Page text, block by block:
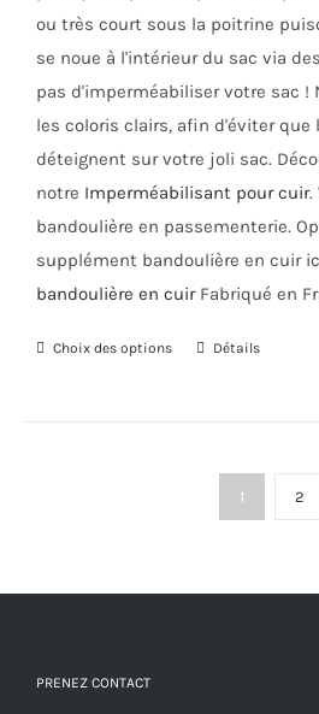
produit
ou très court sous la poitrine
se noue à l'intérieur du sac via
pas d'imperméabiliser votre sac !
les coloris clairs, afin d'éviter que
déteignent sur votre joli sac.
notre Imperméabilisant pour cuir.
bandoulière en passementerie.
supplément bandoulière en cuir
bandoulière en cuirFabriqué en
Choix des options
Ce
Les
Détails
1 2
PRENEZ CONTACT